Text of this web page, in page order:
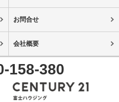
お問合せ
会社概要
158-380